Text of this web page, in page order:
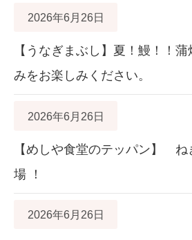
2026年6月26日
【うなぎまぶし】夏！鰻！！
みをお楽しみください。
2026年6月26日
【めしや食堂のテッパン】
場 ！
2026年6月26日